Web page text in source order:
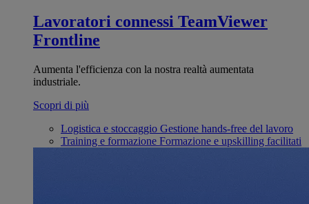
Lavoratori connessi TeamViewer
Frontline
Aumenta l'efficienza con la nostra realtà aumentata
industriale.
Scopri di più
Logistica e stoccaggio Gestione hands-free del lavoro
Training e formazione Formazione e upskilling facilitati